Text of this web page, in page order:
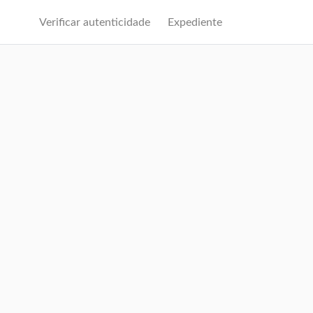
Verificar autenticidade Expediente